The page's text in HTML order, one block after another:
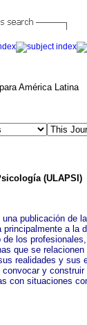
(ULAPSI)
publicación de
a la
los
que se
realidades y sus
y construir
con situaciones